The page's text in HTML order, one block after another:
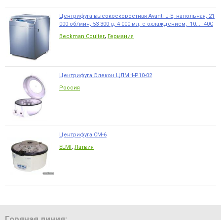
Центрифуга высокоскоростная Avanti J-E, напольная, 21
000 об/мин, 53 300 g, 4 000 мл, с охлаждением, -10...+40С
Beckman Coulter, Германия
Центрифуга Элекон ЦЛМН-Р10-02
Россия
Центрифуга СМ-6
ELMI , Латвия